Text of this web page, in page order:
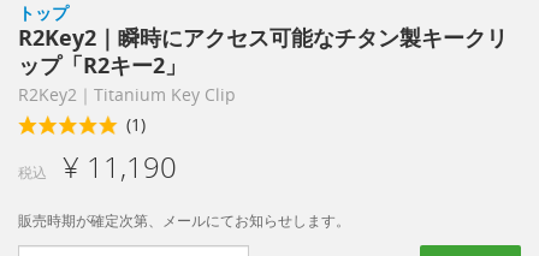
トップ
R2Key2｜瞬時にアクセス可能なチタン製キークリ
ップ「R2キー2」
R2Key2｜Titanium Key Clip
(1)
税込 ¥ 11,190
販売時期が確定次第、メールにてお知らせします。